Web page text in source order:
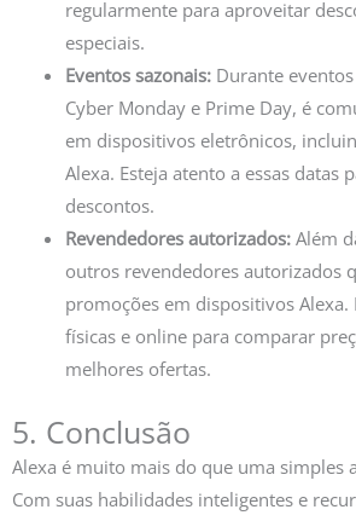
regularmente para aproveitar
especiais.
Eventos sazonais:Durante
Cyber Monday e Prime Day, é
em dispositivos eletrônicos,
Alexa. Esteja atento a essas datas
descontos.
Revendedores autorizados:Além
outros revendedores autorizados
promoções em dispositivos Alexa.
físicas e online para comparar
melhores ofertas.
5. Conclusão
Alexa é muito mais do que uma simples
Com suas habilidades inteligentes e